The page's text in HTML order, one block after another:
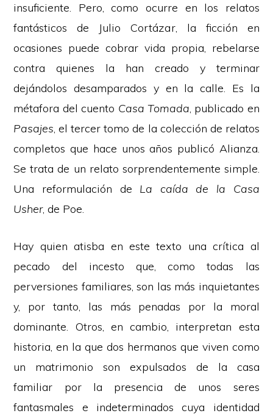
insuficiente. Pero, como ocurre en los relatos
fantásticos de Julio Cortázar, la ficción en
ocasiones puede cobrar vida propia, rebelarse
contra quienes la han creado y terminar
dejándolos desamparados y en la calle. Es la
métafora del cuento Casa Tomada, publicado en
Pasajes, el tercer tomo de la colección de relatos
completos que hace unos años publicó Alianza.
Se trata de un relato sorprendentemente simple.
Una reformulación de La caída de la Casa
Usher, de Poe.
Hay quien atisba en este texto una crítica al
pecado del incesto que, como todas las
perversiones familiares, son las más inquietantes
y, por tanto, las más penadas por la moral
dominante. Otros, en cambio, interpretan esta
historia, en la que dos hermanos que viven como
un matrimonio son expulsados de la casa
familiar por la presencia de unos seres
fantasmales e indeterminados cuya identidad